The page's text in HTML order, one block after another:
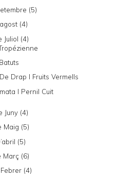
(5)
(4)
Juliol (4)
Batuts
Drap I Fruits Vermells
I Pernil Cuit
Juny (4)
Maig (5)
(5)
Març (6)
(4)